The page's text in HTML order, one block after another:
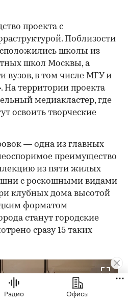
проекта с
Поблизости
школы из
школ Москвы, а
вузов, в том числе МГУ и
На территории проекта
медиакластер, где
освоить творческие
— одна из главных
преимущество
из пяти жилых
с роскошными видами
клубных дома высотой
форматом
станут городские
сразу 15 таких
Радио Офисы